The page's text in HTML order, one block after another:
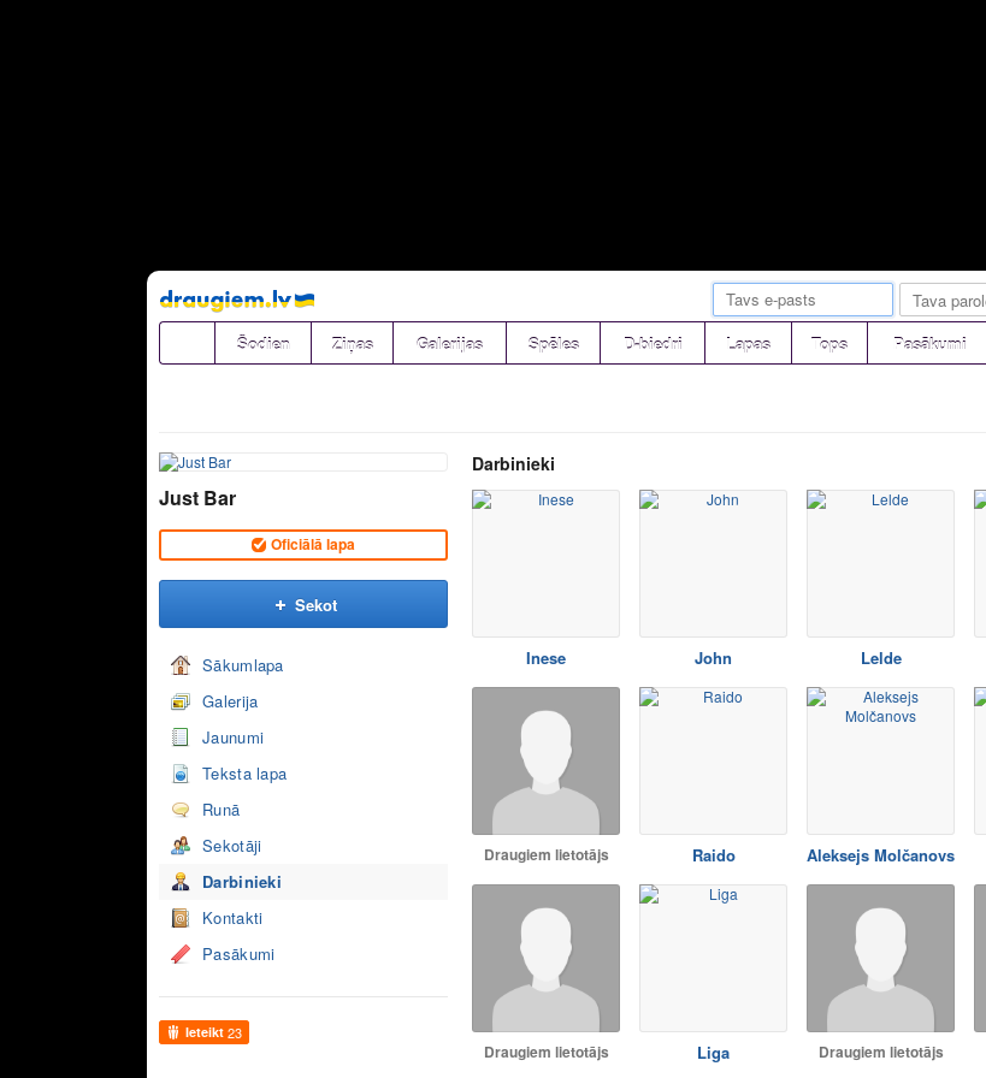
Pāriet
uz
saturu
Šodien Ziņas Galerijas Spēles D-biedri Lapas Tops Pasākumi
Just Bar
Oficiālā lapa
Sekot
Sākumlapa
Galerija
Jaunumi
Teksta lapa
Runā
Sekotāji
Darbinieki
Kontakti
Pasākumi
Ieteikt 23
Darbinieki
Inese John Lelde
Draugiem lietotājs Raido Aleksejs Molčanovs
Draugiem lietotājs Liga Draugiem lietotājs